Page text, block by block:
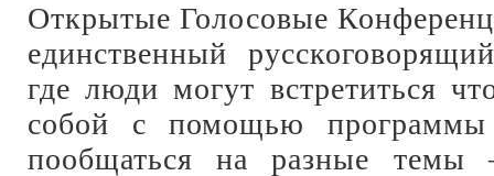
Открытые Голосовые
единственный
где люди могут встретиться
собой с помощью
пообщаться на разные темы